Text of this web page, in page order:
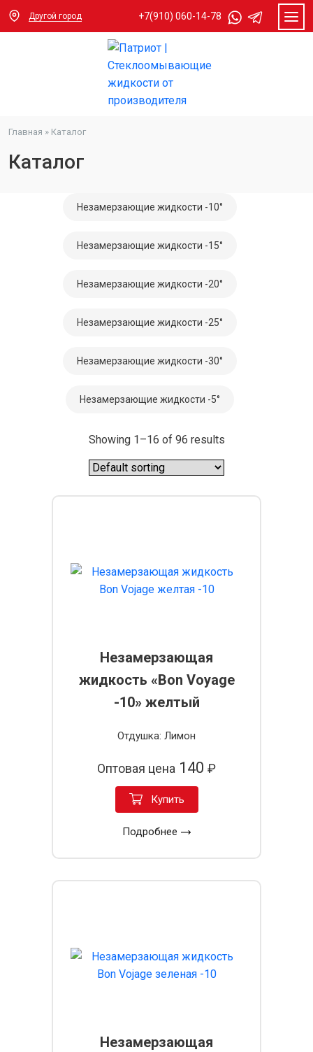
Другой город +7(910) 060-14-78
Главная » Каталог
Каталог
Незамерзающие жидкости -10°
Незамерзающие жидкости -15°
Незамерзающие жидкости -20°
Незамерзающие жидкости -25°
Незамерзающие жидкости -30°
Незамерзающие жидкости -5°
Showing 1–16 of 96 results
Незамерзающая
жидкость «Bon Voyage
-10» желтый
Отдушка: Лимон
Оптовая цена 140 ₽
Купить
Подробнее
Незамерзающая